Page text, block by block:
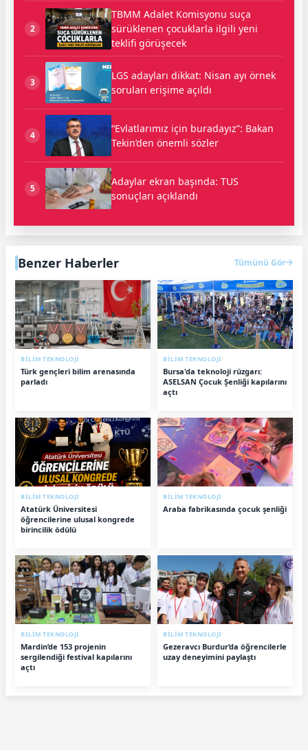
2
TBMM Adalet Komisyonu suça
sürüklenen çocuklarla ilgili yeni
teklifi görüşecek
3
LGS adayları dikkat: Nisan ayı örnek
soruları erişime açıldı
4
“Evlatlarımız için buradayız”: Bakan
Tekin’den önemli sözler
5
Adaylar ekran başında: TUS
sonuçları açıklandı
Benzer Haberler Tümünü Gör
BİLİM TEKNOLOJİ
Türk gençleri bilim arenasında
parladı
BİLİM TEKNOLOJİ
Bursa'da teknoloji rüzgarı:
ASELSAN Çocuk Şenliği kapılarını
açtı
BİLİM TEKNOLOJİ
Atatürk Üniversitesi
öğrencilerine ulusal kongrede
birincilik ödülü
BİLİM TEKNOLOJİ
Araba fabrikasında çocuk şenliği
BİLİM TEKNOLOJİ
Mardin’de 153 projenin
sergilendiği festival kapılarını
açtı
BİLİM TEKNOLOJİ
Gezeravcı Burdur’da öğrencilerle
uzay deneyimini paylaştı